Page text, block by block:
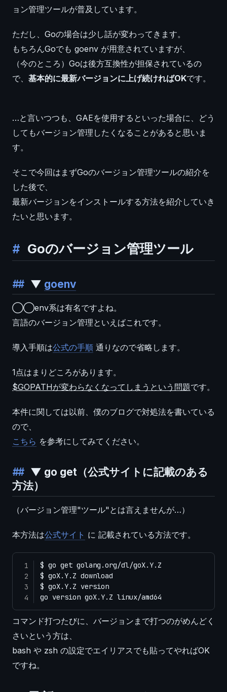
ョン管理ツールが普及しています。
ただし、Goの場合は少し話が変わってきます。
もちろんGoでも goenv が用意されていますが、
（今のところ）Goは後方互換性が担保されているの
で、 基本的に最新バージョンに上げ続ければOKです。
…と言いつつも、GAEを使用するといった場合に、どう
してもバージョン管理したくなることがあると思いま
す。
そこで今回はまずGoのバージョン管理ツールの紹介を
した後で、
最新バージョンをインストールする方法を紹介していき
たいと思います。
Goのバージョン管理ツール
▼ goenv
◯◯env系は有名ですよね。
言語のバージョン管理といえばこれです。
導入手順は公式の手順 通りなので省略します。
1点はまりどころがあります。
$GOPATHが変わらなくなってしまうという問題です。
本件に関しては以前、僕のブログで対処法を書いている
ので、
こちら を参考にしてみてください。
▼ go get（公式サイトに記載のある
方法）
（バージョン管理"ツール"とは言えませんが…）
本方法は公式サイト に 記載されている方法です。
$ go get golang.org/dl/goX.Y.Z
$ goX.Y.Z download
$ goX.Y.Z version
go version goX.Y.Z linux/amd64
コマンド打つたびに、バージョンまで打つのがめんどく
さいという方は、
bash や zsh の設定でエイリアスでも貼ってやればOK
ですね。